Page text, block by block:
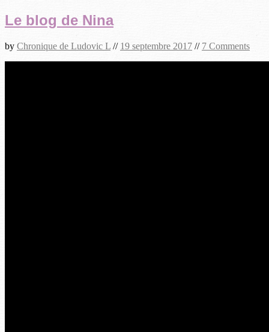
Le blog de Nina
by Chronique de Ludovic L // 19 septembre 2017 // 7 Comments